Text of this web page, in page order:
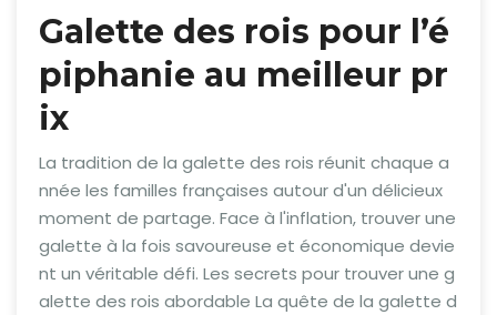
Galette des rois pour l’é
piphanie au meilleur pr
ix
La tradition de la galette des rois réunit chaque a
nnée les familles françaises autour d'un délicieux
moment de partage. Face à l'inflation, trouver une
galette à la fois savoureuse et économique devie
nt un véritable défi. Les secrets pour trouver une g
alette des rois abordable La quête de la galette d